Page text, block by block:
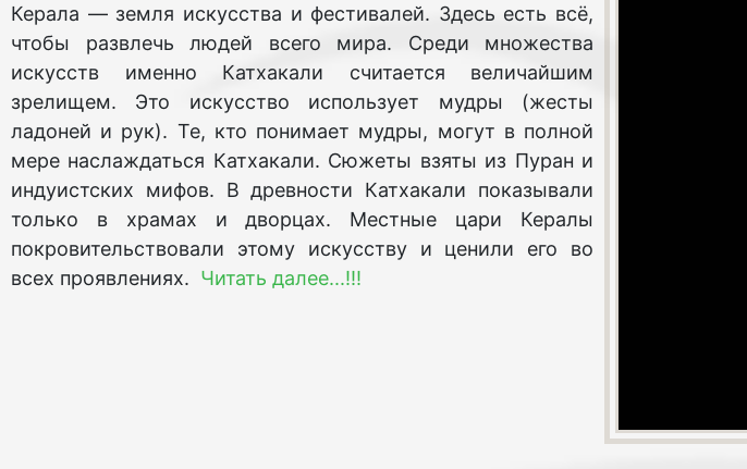
Керала — земля искусства и фестивалей. Здесь есть всё,
чтобы развлечь людей всего мира. Среди множества
искусств именно Катхакали считается величайшим
зрелищем. Это искусство использует мудры (жесты
ладоней и рук). Те, кто понимает мудры, могут в полной
мере наслаждаться Катхакали. Сюжеты взяты из Пуран и
индуистских мифов. В древности Катхакали показывали
только в храмах и дворцах. Местные цари Кералы
покровительствовали этому искусству и ценили его во
всех проявлениях. Читать далее...!!!